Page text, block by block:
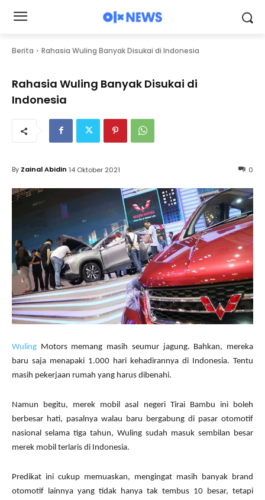
Berita Rahasia Wuling Banyak Disukai di Indonesia
Rahasia Wuling Banyak Disukai di
Indonesia
0
By Zainal Abidin 14 Oktober 2021
Wuling Motors memang masih seumur jagung. Bahkan, mereka
baru saja menapaki 1.000 hari kehadirannya di Indonesia. Tentu
masih pekerjaan rumah yang harus dibenahi.
Namun begitu, merek mobil asal negeri Tirai Bambu ini boleh
berbesar hati, pasalnya walau baru bergabung di pasar otomotif
nasional selama tiga tahun, Wuling sudah masuk sembilan besar
merek mobil terlaris di Indonesia.
Predikat ini cukup memuaskan, mengingat masih banyak brand
otomotif lainnya yang tidak hanya tak tembus 10 besar, tetapi